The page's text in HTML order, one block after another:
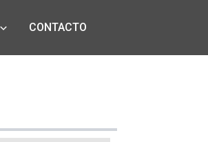
CONTACTO